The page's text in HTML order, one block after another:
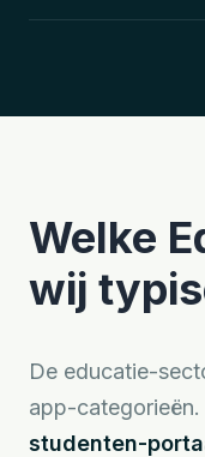
Welke
wij
De educatie-
app-categorieën.
studenten-